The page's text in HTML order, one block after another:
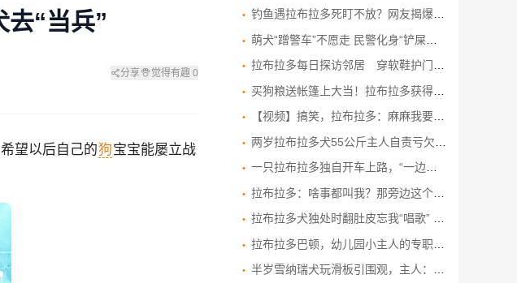
“当兵”
分享 觉得有趣 0
望以后自己的狗宝宝能屡立战
钓鱼遇拉布拉多死盯不放？网友揭爆笑真相：亲戚狗被拐求救认不出
萌犬“蹭警车”不愿走 民警化身“铲屎官”助团圆
拉布拉多每日探访邻居 穿软鞋护门、设鼻按门铃 暖心互动成热话
买狗粮送帐篷上大当！拉布拉多获得mini版后 无奈鄙视脸笑爆网民
【视频】搞笑，拉布拉多：麻麻我要养小狗！
两岁拉布拉多犬55公斤主人自责亏欠 网民看照片惊呼：这是猪
一只拉布拉多独自开车上路，“一边开一边狂叫”，狗主人：练车1个月就能上路；当地交管局回应
拉布拉多：啥事都叫我？那旁边这个货干嘛的？这个家没我真不行
拉布拉多犬独处时翻肚皮忘我“唱歌” 发现被人“偷拍”后表情尴尬
拉布拉多巴顿，幼儿园小主人的专职“司机+保镖”，简直太拉风 ！拉布拉多 宝宝与狗狗 萌犬 宠物和孩子
半岁雪纳瑞犬玩滑板引围观，主人：教一周就会了